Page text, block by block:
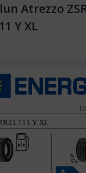
Atrezzo
Y XL